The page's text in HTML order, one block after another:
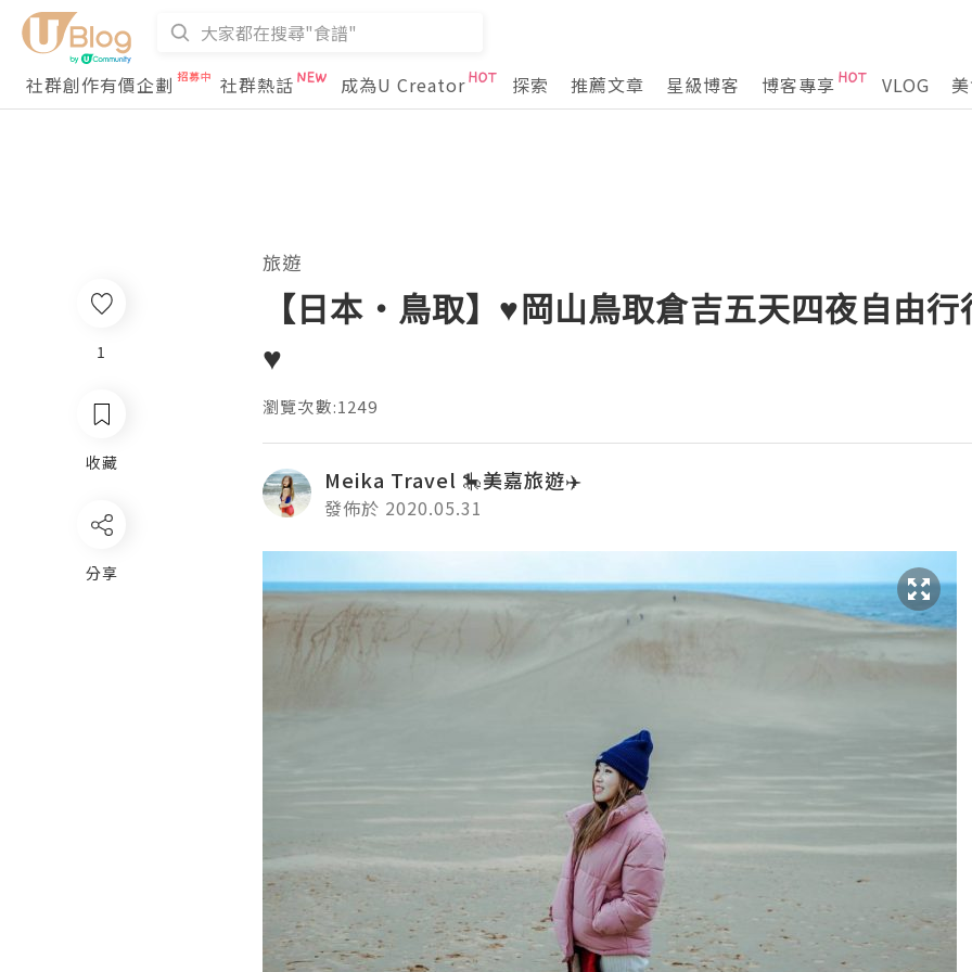
社群創作有價企劃 社群熱話 成為U Creator 探索 推薦文章 星級博客 博客專享 VLOG
1
收藏
分享
旅遊
【日本・鳥取】♥️岡山鳥取倉吉五天四夜自由
♥️
瀏覽次數:1249
Meika Travel 🎠美嘉旅遊✈️
發佈於 2020.05.31